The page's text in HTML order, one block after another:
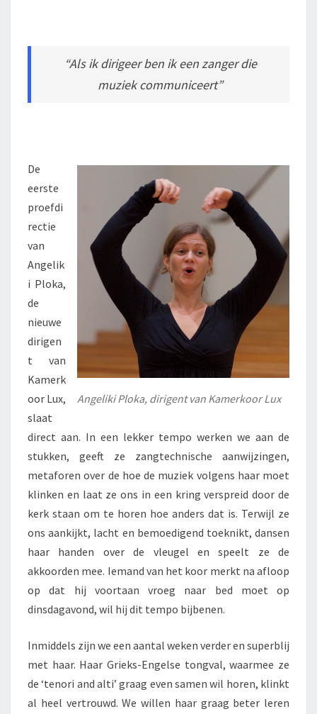
“Als ik dirigeer ben ik een zanger die
muziek communiceert”
Angeliki Ploka, dirigent van Kamerkoor Lux
De
eerste
proefdi
rectie
van
Angelik
i Ploka,
de
nieuwe
dirigen
t van
Kamerk
oor Lux,
slaat
direct aan. In een lekker tempo werken we aan de
stukken, geeft ze zangtechnische aanwijzingen,
metaforen over de hoe de muziek volgens haar moet
klinken en laat ze ons in een kring verspreid door de
kerk staan om te horen hoe anders dat is. Terwijl ze
ons aankijkt, lacht en bemoedigend toeknikt, dansen
haar handen over de vleugel en speelt ze de
akkoorden mee. Iemand van het koor merkt na afloop
op dat hij voortaan vroeg naar bed moet op
dinsdagavond, wil hij dit tempo bijbenen.
Inmiddels zijn we een aantal weken verder en superblij
met haar. Haar Grieks-Engelse tongval, waarmee ze
de ‘tenori and alti’ graag even samen wil horen, klinkt
al heel vertrouwd. We willen haar graag beter leren